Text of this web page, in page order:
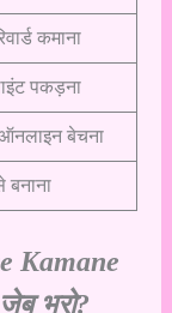
कमाना
पकड़ना
बेचना
बनाना
Kamane
भरो?